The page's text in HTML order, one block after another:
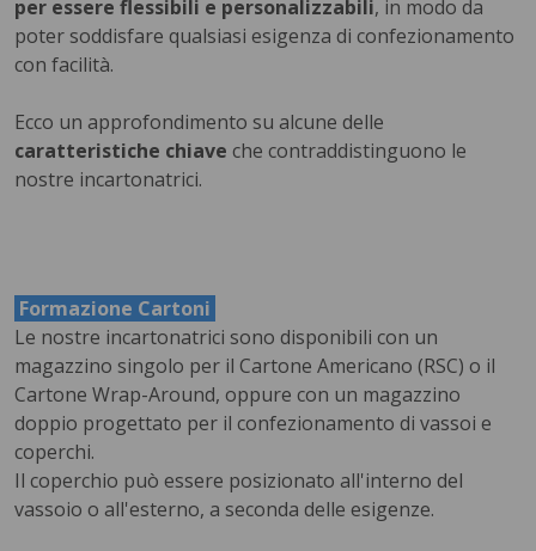
per essere flessibili e personalizzabili, in modo da
poter soddisfare qualsiasi esigenza di confezionamento
con facilità.
Ecco un approfondimento su alcune delle
caratteristiche chiave che contraddistinguono le
nostre incartonatrici.
Formazione Cartoni
Le nostre incartonatrici sono disponibili con un
magazzino singolo per il Cartone Americano (RSC) o il
Cartone Wrap-Around, oppure con un magazzino
doppio progettato per il confezionamento di vassoi e
coperchi.
Il coperchio può essere posizionato all'interno del
vassoio o all'esterno, a seconda delle esigenze.